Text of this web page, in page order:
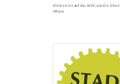
Klicken Sie auf das Bild, um die
öffnen.